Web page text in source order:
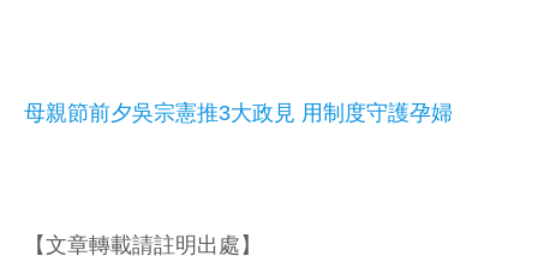
母親節前夕吳宗憲推3大政見 用制度守護孕婦
【文章轉載請註明出處】